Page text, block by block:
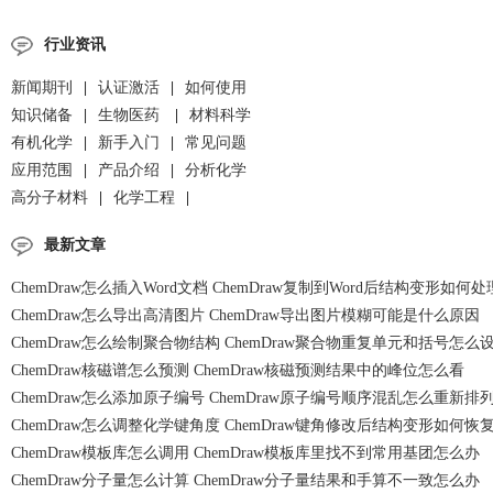
行业资讯
新闻期刊 认证激活
如何使用
知识储备
生物医药
材料科学
有机化学
新手入门
常见问题
应用范围
产品介绍
分析化学
高分子材料
化学工程
最新文章
ChemDraw怎么插入Word文档 ChemDraw复制到Word后结构变形如何处
ChemDraw怎么导出高清图片 ChemDraw导出图片模糊可能是什么原因
ChemDraw怎么绘制聚合物结构 ChemDraw聚合物重复单元和括号怎么
ChemDraw核磁谱怎么预测 ChemDraw核磁预测结果中的峰位怎么看
ChemDraw怎么添加原子编号 ChemDraw原子编号顺序混乱怎么重新排列
ChemDraw怎么调整化学键角度 ChemDraw键角修改后结构变形如何恢复
ChemDraw模板库怎么调用 ChemDraw模板库里找不到常用基团怎么办
ChemDraw分子量怎么计算 ChemDraw分子量结果和手算不一致怎么办